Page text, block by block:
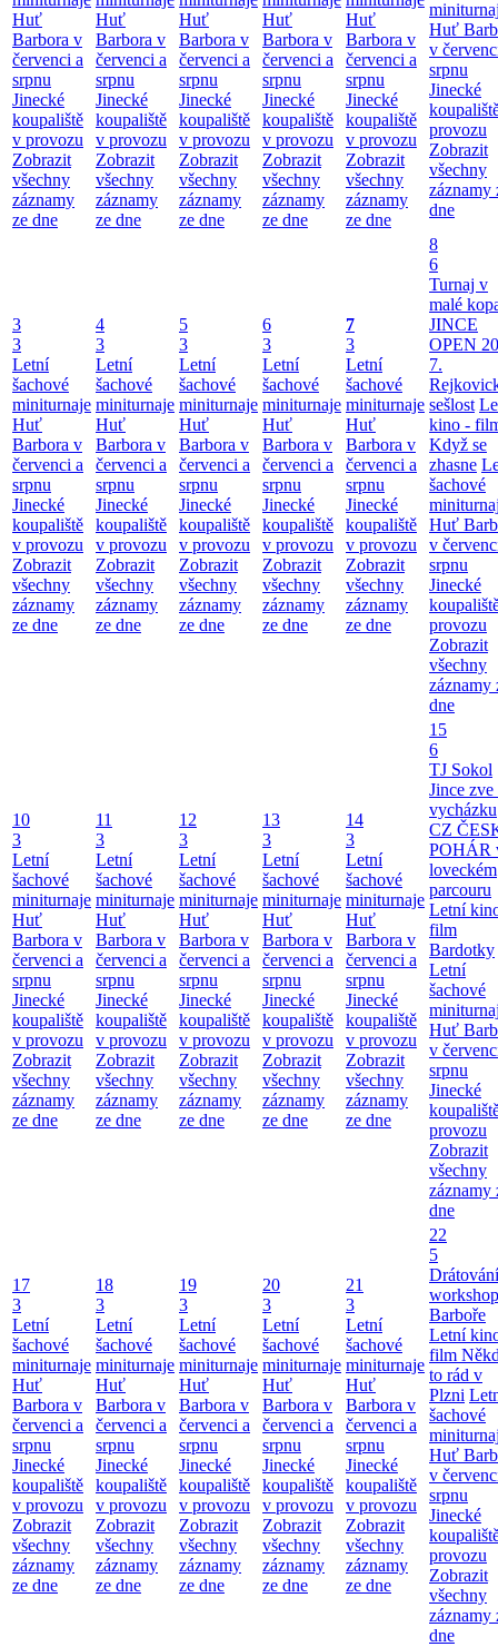
Huť
Barbora v
červenci a
srpnu
Jinecké
koupaliště
v provozu
Zobrazit
všechny
záznamy
ze dne
Huť
Barbora v
červenci a
srpnu
Jinecké
koupaliště
v provozu
Zobrazit
všechny
záznamy
ze dne
Huť
Barbora v
červenci a
srpnu
Jinecké
koupaliště
v provozu
Zobrazit
všechny
záznamy
ze dne
Huť
Barbora v
červenci a
srpnu
Jinecké
koupaliště
v provozu
Zobrazit
všechny
záznamy
ze dne
Huť
Barbora v
červenci a
srpnu
Jinecké
koupaliště
v provozu
Zobrazit
všechny
záznamy
ze dne
Huť
v
srpnu
Jinecké
provozu
Zobrazit
všechny
záznamy
dne
3
3
Letní
šachové
miniturnaje
Huť
Barbora v
červenci a
srpnu
Jinecké
koupaliště
v provozu
Zobrazit
všechny
záznamy
ze dne
4
3
Letní
šachové
miniturnaje
Huť
Barbora v
červenci a
srpnu
Jinecké
koupaliště
v provozu
Zobrazit
všechny
záznamy
ze dne
5
3
Letní
šachové
miniturnaje
Huť
Barbora v
červenci a
srpnu
Jinecké
koupaliště
v provozu
Zobrazit
všechny
záznamy
ze dne
6
3
Letní
šachové
miniturnaje
Huť
Barbora v
červenci a
srpnu
Jinecké
koupaliště
v provozu
Zobrazit
všechny
záznamy
ze dne
7
3
Letní
šachové
miniturnaje
Huť
Barbora v
červenci a
srpnu
Jinecké
koupaliště
v provozu
Zobrazit
všechny
záznamy
ze dne
8
6
Turnaj v
malé
JINCE
OPEN
7.
sešlost
kino -
Když se
zhasne
šachové
Huť
v
srpnu
Jinecké
provozu
Zobrazit
všechny
záznamy
dne
10
3
Letní
šachové
miniturnaje
Huť
Barbora v
červenci a
srpnu
Jinecké
koupaliště
v provozu
Zobrazit
všechny
záznamy
ze dne
11
3
Letní
šachové
miniturnaje
Huť
Barbora v
červenci a
srpnu
Jinecké
koupaliště
v provozu
Zobrazit
všechny
záznamy
ze dne
12
3
Letní
šachové
miniturnaje
Huť
Barbora v
červenci a
srpnu
Jinecké
koupaliště
v provozu
Zobrazit
všechny
záznamy
ze dne
13
3
Letní
šachové
miniturnaje
Huť
Barbora v
červenci a
srpnu
Jinecké
koupaliště
v provozu
Zobrazit
všechny
záznamy
ze dne
14
3
Letní
šachové
miniturnaje
Huť
Barbora v
červenci a
srpnu
Jinecké
koupaliště
v provozu
Zobrazit
všechny
záznamy
ze dne
15
6
TJ Sokol
Jince zve
vycházku
CZ
POHÁR
loveckém
parcouru
Letní
film
Bardotky
Letní
šachové
Huť
v
srpnu
Jinecké
provozu
Zobrazit
všechny
záznamy
dne
17
3
Letní
šachové
miniturnaje
Huť
Barbora v
červenci a
srpnu
Jinecké
koupaliště
v provozu
Zobrazit
všechny
záznamy
ze dne
18
3
Letní
šachové
miniturnaje
Huť
Barbora v
červenci a
srpnu
Jinecké
koupaliště
v provozu
Zobrazit
všechny
záznamy
ze dne
19
3
Letní
šachové
miniturnaje
Huť
Barbora v
červenci a
srpnu
Jinecké
koupaliště
v provozu
Zobrazit
všechny
záznamy
ze dne
20
3
Letní
šachové
miniturnaje
Huť
Barbora v
červenci a
srpnu
Jinecké
koupaliště
v provozu
Zobrazit
všechny
záznamy
ze dne
21
3
Letní
šachové
miniturnaje
Huť
Barbora v
červenci a
srpnu
Jinecké
koupaliště
v provozu
Zobrazit
všechny
záznamy
ze dne
22
5
Barboře
Letní
film
to rád v
Plzni
šachové
Huť
v
srpnu
Jinecké
provozu
Zobrazit
všechny
záznamy
dne